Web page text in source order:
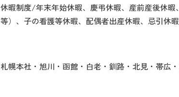
休暇制度/年末年始休暇、慶弔休暇、産前産後休
等）、子の看護等休暇、配偶者出産休暇、忌引休
札幌本社・旭川・函館・白老・釧路・北見・帯広